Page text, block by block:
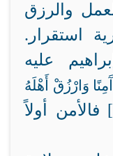
والرزق
استقرار.
عليه
وَارْزُقْ أَهْلَهُ
} [البقرة: 126] فالأمن أولاً